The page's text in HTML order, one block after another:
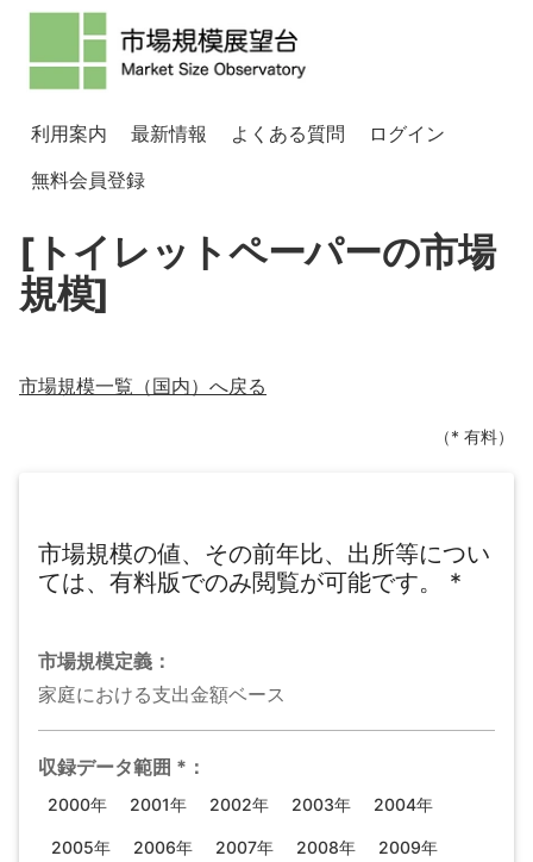
利用案内 最新情報 よくある質問
ログイン
無料会員登録
[トイレットペーパーの市場
規模]
市場規模一覧（国内）へ戻る
（* 有料）
市場規模の値、その前年比、出所等につい
ては、有料版でのみ閲覧が可能です。
*
市場規模定義：
家庭における支出金額ベース
収録データ範囲 * ：
2000年 2001年 2002年 2003年 2004年
2005年 2006年 2007年 2008年 2009年